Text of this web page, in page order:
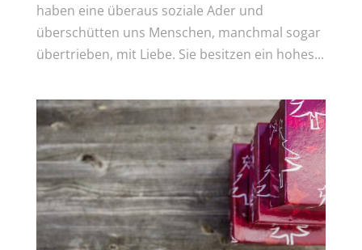
haben eine überaus soziale Ader und
überschütten uns Menschen, manchmal sogar
übertrieben, mit Liebe. Sie besitzen ein hohes...